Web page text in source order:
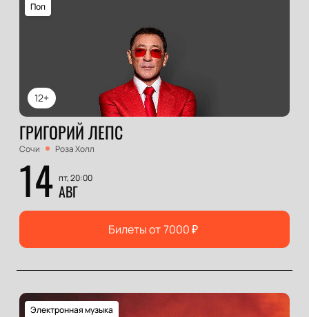
12+
Поп
ГРИГОРИЙ ЛЕПС
Сочи Роза Холл
14 пт, 20:00
АВГ
Билеты от7000₽
Электронная музыка